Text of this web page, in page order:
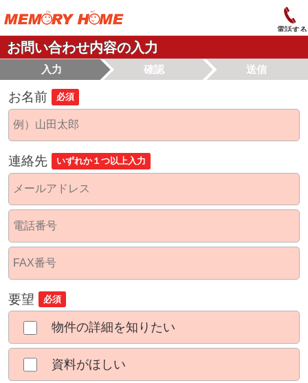
電話する
お問い合わせ内容の入力
入力 確認 送信
お名前 必須
連絡先 いずれか１つ以上入力
要望 必須
物件の詳細を知りたい
資料がほしい